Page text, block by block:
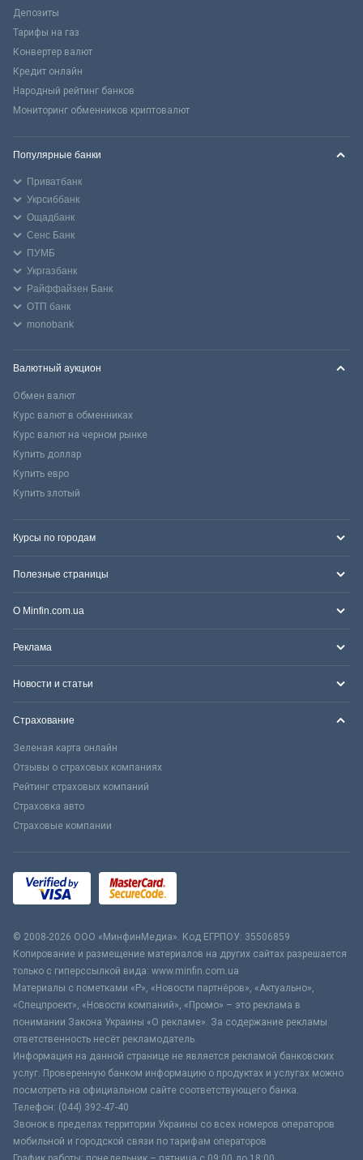
Депозиты
Тарифы на газ
Конвертер валют
Кредит онлайн
Народный рейтинг банков
Мониторинг обменников криптовалют
Популярные банки
Приватбанк
Укрсиббанк
Ощадбанк
Сенс Банк
ПУМБ
Укргазбанк
Райффайзен Банк
ОТП банк
monobank
Валютный аукцион
Обмен валют
Курс валют в обменниках
Курс валют на черном рынке
Купить доллар
Купить евро
Купить злотый
Курсы по городам
Полезные страницы
О Minfin.com.ua
Реклама
Новости и статьи
Страхование
Зеленая карта онлайн
Отзывы о страховых компаниях
Рейтинг страховых компаний
Страховка авто
Страховые компании
© 2008-2026 ООО «МинфинМедиа». Код ЕГРПОУ: 35506859
Копирование и размещение материалов на других сайтах разрешается
только с гиперссылкой вида: www.minfin.com.ua
Материалы с пометками «Р», «Новости партнёров», «Актуально»,
«Спецпроект», «Новости компаний», «Промо» – это реклама в
понимании Закона Украины «О рекламе». За содержание рекламы
ответственность несёт рекламодатель.
Информация на данной странице не является рекламой банковских
услуг. Проверенную банком информацию о продуктах и услугах можно
посмотреть на официальном сайте соответствующего банка.
Телефон: (044) 392-47-40
Звонок в пределах территории Украины со всех номеров операторов
мобильной и городской связи по тарифам операторов